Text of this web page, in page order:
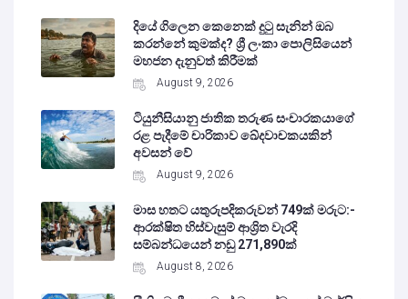
දියේ ගිලෙන කෙනෙක් දුටු සැනින් ඔබ
කරන්නේ කුමක්ද? ශ්‍රී ලංකා පොලිසියෙන්
මහජන දැනුවත් කිරීමක්
August 9, 2026
ටියුනීසියානු ජාතික තරුණ සංචාරකයාගේ
රළ පැදීමේ චාරිකාව ඛේදවාචකයකින්
අවසන් වේ‍
August 9, 2026
මාස හතට යතුරුපදිකරුවන් 749ක් මරුට:-
ආරක්ෂිත හිස්වැසුම් ආශ්‍රිත වැරදි
සම්බන්ධයෙන් නඩු 271,890ක්
August 8, 2026